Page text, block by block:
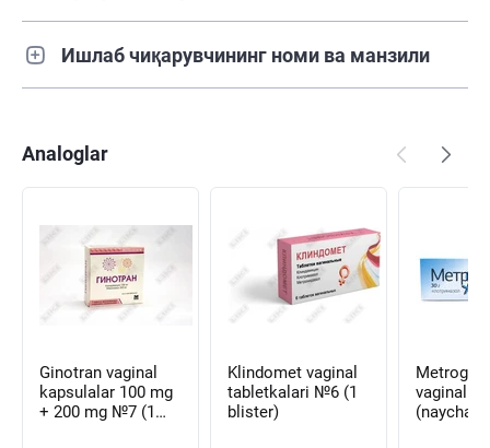
Ишлаб чиқарувчининг номи ва манзили
Analoglar
Ginotran vaginal
kapsulalar 100 mg
+ 200 mg №7 (1
Klindomet vaginal
tabletkalari №6 (1
blister)
Metrogil
vaginal
(naycha)